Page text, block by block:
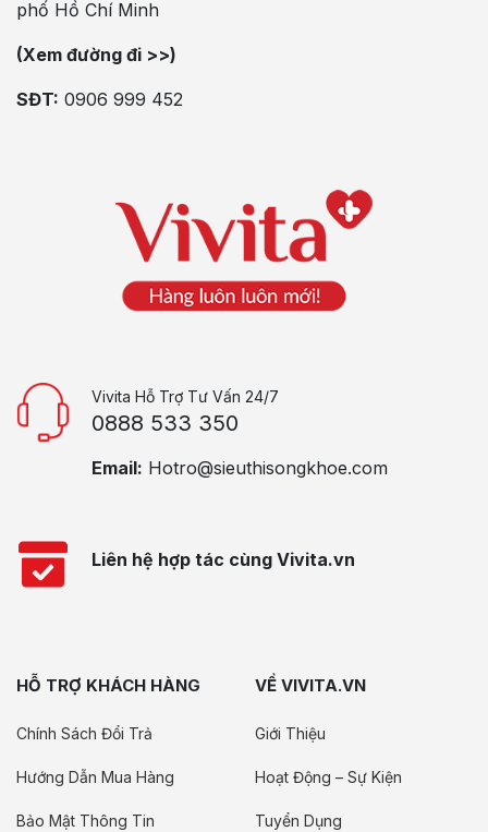
phố Hồ Chí Minh
(Xem đường đi >>)
SĐT: 0906 999 452
Vivita Hỗ Trợ Tư Vấn 24/7
0888 533 350
Email: Hotro@sieuthisongkhoe.com
Liên hệ hợp tác cùng Vivita.vn
HỖ TRỢ KHÁCH HÀNG
Chính Sách Đổi Trả
Hướng Dẫn Mua Hàng
Bảo Mật Thông Tin
VỀ VIVITA.VN
Giới Thiệu
Hoạt Động – Sự Kiện
Tuyển Dụng